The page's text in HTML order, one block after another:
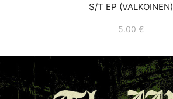
S/T EP (VALKOINEN)
5.00 €